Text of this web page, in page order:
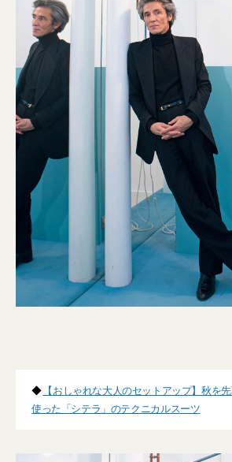
◆ 【おしゃれな大人のセットアップ】秋を
使った「シテラ」のテクニカルスーツ